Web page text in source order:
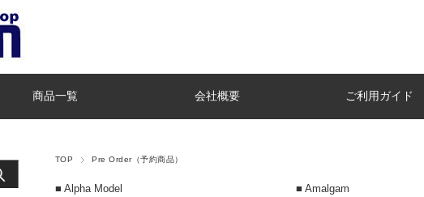
商品一覧 会社概要 ご利用ガイド
TOP Pre Order（予約商品）
■ Alpha Model ■ Amalgam